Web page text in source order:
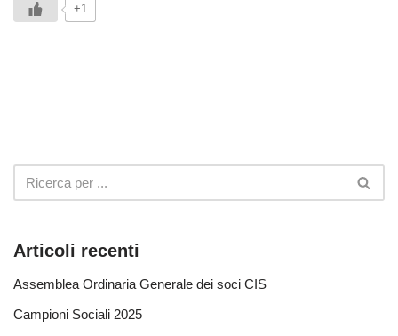
+1
Articoli recenti
Assemblea Ordinaria Generale dei soci CIS
Campioni Sociali 2025